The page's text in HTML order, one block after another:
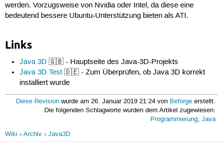
werden. Vorzugsweise von Nvidia oder Intel, da diese eine
bedeutend bessere Ubuntu-Unterstützung bieten als ATI.
Links
Java 3D 🇬🇧 - Hauptseite des Java-3D-Projekts
Java 3D Test 🇩🇪 - Zum Überprüfen, ob Java 3D korrekt
installiert wurde
Diese Revision wurde am 26. Januar 2019 21:24 von Beforge erstellt.
Die folgenden Schlagworte wurden dem Artikel zugewiesen:
Programmierung,Java
Wiki
Archiv Java3D